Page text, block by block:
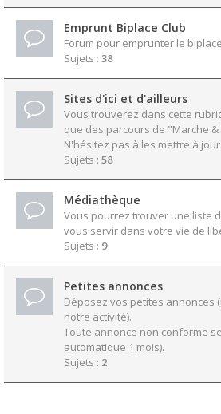
Emprunt Biplace Club
Forum pour emprunter le
Sujets : 38
Sites d'ici et d'ailleurs
Vous trouverez dans cette
que des parcours de "Marche &
N'hésitez pas à les mettre à
Sujets : 58
Médiathèque
Vous pourrez trouver une liste
vous servir dans votre vie de
Sujets : 9
Petites annonces
Déposez vos petites annonces
notre activité).
Toute annonce non conforme
automatique 1 mois).
Sujets : 2